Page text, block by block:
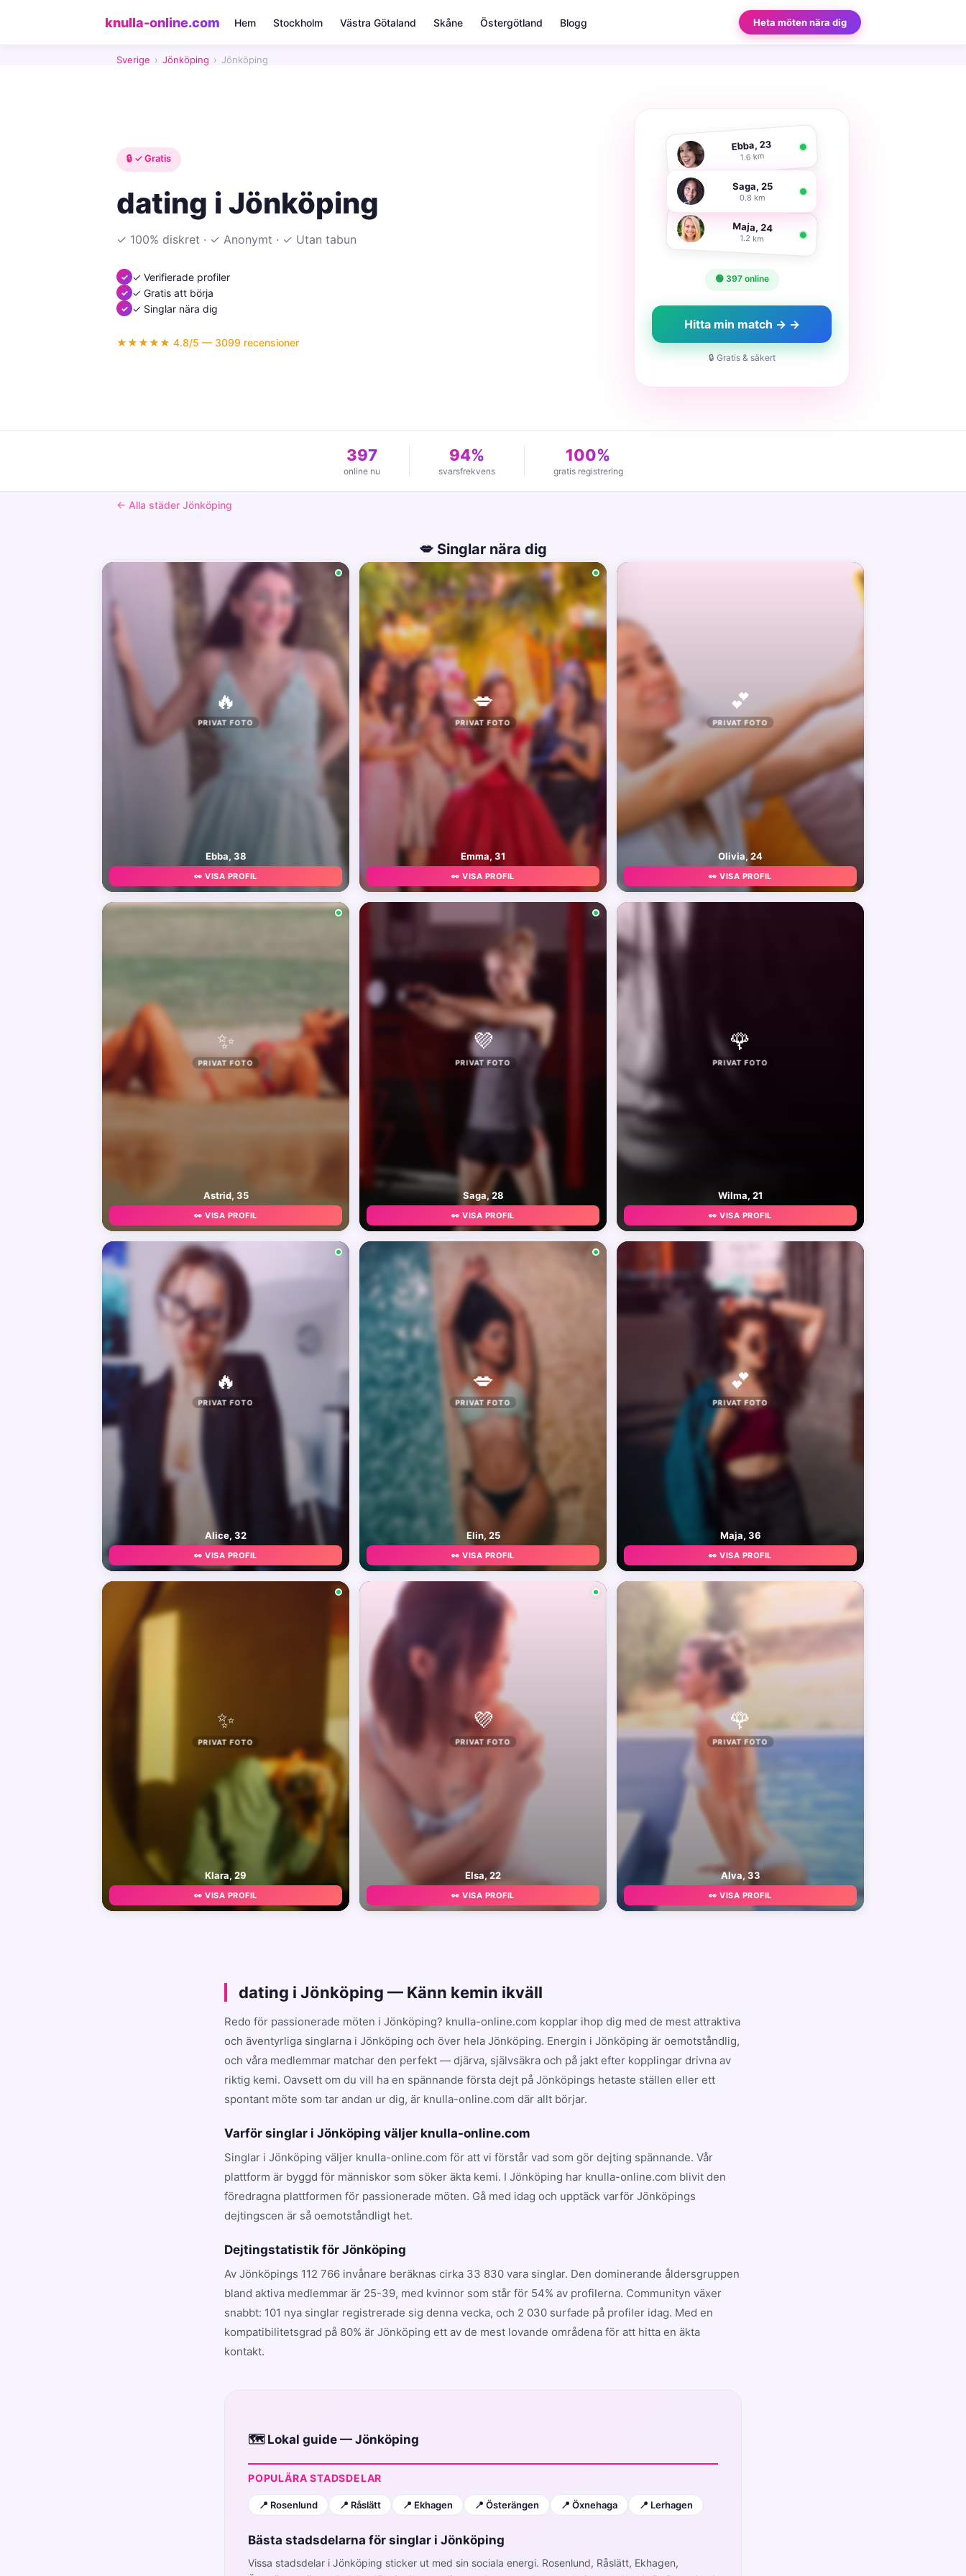
knulla-online.com Hem Stockholm Västra Götaland Skåne Östergötland Blogg Heta möten nära dig
Sverige › Jönköping › Jönköping
🔒 ✓ Gratis
dating i Jönköping
✓ 100% diskret · ✓ Anonymt · ✓ Utan tabun
✓ Verifierade profiler
✓ Gratis att börja
✓ Singlar nära dig
★★★★★ 4.8/5 — 3099 recensioner
Ebba, 23
1.6 km
Saga, 25
0.8 km
Maja, 24
1.2 km
🟢 397 online
Hitta min match → →
🔒 Gratis & säkert
397
online nu
94%
svarsfrekvens
100%
gratis registrering
← Alla städer Jönköping
💋 Singlar nära dig
🔥
PRIVAT FOTO
Ebba, 38
👀 VISA PROFIL
💋
PRIVAT FOTO
Emma, 31
👀 VISA PROFIL
💕
PRIVAT FOTO
Olivia, 24
👀 VISA PROFIL
✨
PRIVAT FOTO
Astrid, 35
👀 VISA PROFIL
💜
PRIVAT FOTO
Saga, 28
👀 VISA PROFIL
🌹
PRIVAT FOTO
Wilma, 21
👀 VISA PROFIL
🔥
PRIVAT FOTO
Alice, 32
👀 VISA PROFIL
💋
PRIVAT FOTO
Elin, 25
👀 VISA PROFIL
💕
PRIVAT FOTO
Maja, 36
👀 VISA PROFIL
✨
PRIVAT FOTO
Klara, 29
👀 VISA PROFIL
💜
PRIVAT FOTO
Elsa, 22
👀 VISA PROFIL
🌹
PRIVAT FOTO
Alva, 33
👀 VISA PROFIL
dating i Jönköping — Känn kemin ikväll
Redo för passionerade möten i Jönköping? knulla-online.com kopplar ihop dig med de mest attraktiva
och äventyrliga singlarna i Jönköping och över hela Jönköping. Energin i Jönköping är oemotståndlig,
och våra medlemmar matchar den perfekt — djärva, självsäkra och på jakt efter kopplingar drivna av
riktig kemi. Oavsett om du vill ha en spännande första dejt på Jönköpings hetaste ställen eller ett
spontant möte som tar andan ur dig, är knulla-online.com där allt börjar.
Varför singlar i Jönköping väljer knulla-online.com
Singlar i Jönköping väljer knulla-online.com för att vi förstår vad som gör dejting spännande. Vår
plattform är byggd för människor som söker äkta kemi. I Jönköping har knulla-online.com blivit den
föredragna plattformen för passionerade möten. Gå med idag och upptäck varför Jönköpings
dejtingscen är så oemotståndligt het.
Dejtingstatistik för Jönköping
Av Jönköpings 112 766 invånare beräknas cirka 33 830 vara singlar. Den dominerande åldersgruppen
bland aktiva medlemmar är 25-39, med kvinnor som står för 54% av profilerna. Communityn växer
snabbt: 101 nya singlar registrerade sig denna vecka, och 2 030 surfade på profiler idag. Med en
kompatibilitetsgrad på 80% är Jönköping ett av de mest lovande områdena för att hitta en äkta
kontakt.
🗺️ Lokal guide — Jönköping
POPULÄRA STADSDELAR
📍 Rosenlund 📍 Råslätt 📍 Ekhagen 📍 Österängen 📍 Öxnehaga 📍 Lerhagen
Bästa stadsdelarna för singlar i Jönköping
Vissa stadsdelar i Jönköping sticker ut med sin sociala energi. Rosenlund, Råslätt, Ekhagen,